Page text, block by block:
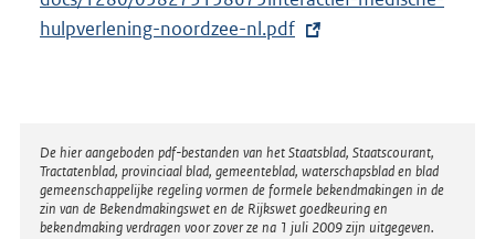
t
e
l
i
hulpverlening-noordzee-nl.pdf
Disclaimer
De hier aangeboden pdf-bestanden van het Staatsblad, Staatscourant,
Tractatenblad, provinciaal blad, gemeenteblad, waterschapsblad en blad
gemeenschappelijke regeling vormen de formele bekendmakingen in de
zin van de Bekendmakingswet en de Rijkswet goedkeuring en
bekendmaking verdragen voor zover ze na 1 juli 2009 zijn uitgegeven.